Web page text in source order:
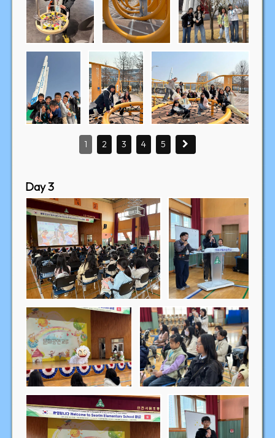
1 2 3 4 5
Day 3